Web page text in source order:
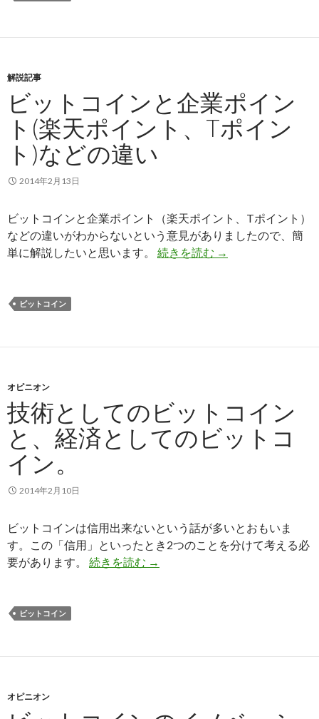
解説記事
ビットコインと企業ポイン
ト(楽天ポイント、Tポイン
ト)などの違い
2014年2月13日
ビットコインと企業ポイント（楽天ポイント、Tポイント）
などの違いがわからないという意見がありましたので、簡
単に解説したいと思います。 続きを読む ビットコインと企
→
ビットコイン
オピニオン
技術としてのビットコイン
と、経済としてのビットコ
イン。
2014年2月10日
ビットコインは信用出来ないという話が多いとおもいま
す。この「信用」といったとき2つのことを分けて考える必
要があります。 続きを読む 技術としてのビットコインと、
→
ビットコイン
オピニオン